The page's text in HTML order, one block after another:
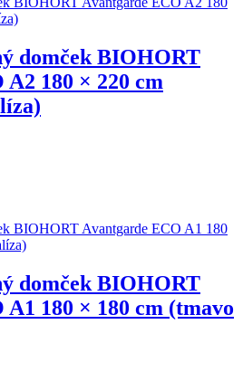
domček BIOHORT
180 × 220 cm
domček BIOHORT
180 × 180 cm (tmavo